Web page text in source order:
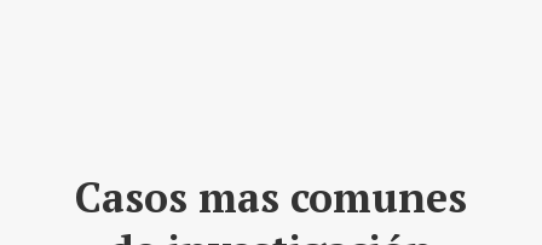
Casos mas comunes